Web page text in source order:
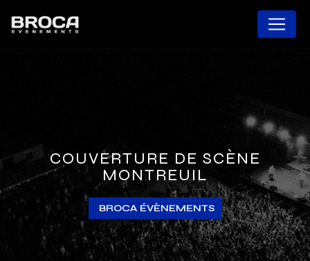
COUVERTURE DE SCÈNE
MONTREUIL
BROCA ÉVÈNEMENTS